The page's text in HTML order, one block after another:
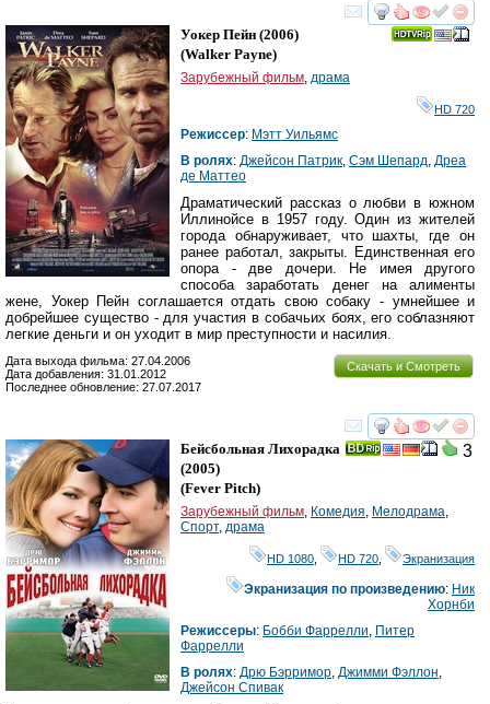
смотреть
Уокер Пейн (2006)
(Walker Payne)
Зарубежный фильм, драма
HD 720
Режиссер: Мэтт Уильямс
В ролях: Джейсон Патрик, Сэм Шепард, Дреа
де Маттео
Драматический рассказ о любви в южном
Иллинойсе в 1957 году. Один из жителей
города обнаруживает, что шахты, где он
ранее работал, закрыты. Единственная его
опора - две дочери. Не имея другого
способа заработать денег на алименты
жене, Уокер Пейн соглашается отдать свою собаку - умнейшее и
добрейшее существо - для участия в собачьих боях, его соблазняют
легкие деньги и он уходит в мир преступности и насилия.
Скачать и Смотреть
Дата выхода фильма: 27.04.2006
Дата добавления: 31.01.2012
Последнее обновление: 27.07.2017
смотреть
3
Бейсбольная Лихорадка
(2005)
(Fever Pitch)
Зарубежный фильм Комедия Мелодрама
Спорт, драма
HD 1080 HD 720 Экранизация
Экранизация по произведению: Ник
Хорнби
Режиссеры: Бобби Фаррелли Питер
Фаррелли
В ролях: Дрю Бэрримор Джимми Фэллон
Джейсон Спивак